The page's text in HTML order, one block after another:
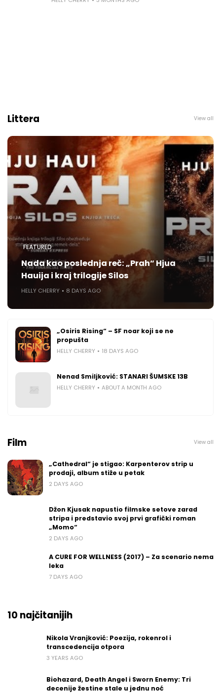
Littera View all
FEATURED
Nada kao poslednja reč: „Prah“ Hjua
Hauija i kraj trilogije Silos
HELLY CHERRY 8 DAYS AGO
„Osiris Rising“ – SF noar koji se ne
propušta
HELLY CHERRY 18 DAYS AGO
Nenad Smiljković: STANARI ŠUMSKE 13B
HELLY CHERRY ABOUT A MONTH AGO
Film View all
„Cathedral“ je stigao: Karpenterov strip u
prodaji, album stiže u petak
2 DAYS AGO
Džon Kjusak napustio filmske setove zarad
stripa i predstavio svoj prvi grafički roman
„Momo“
2 DAYS AGO
A CURE FOR WELLNESS (2017) – Za scenario nema
leka
7 DAYS AGO
10 najčitanijih
Nikola Vranjković: Poezija, rokenrol i
transcedencija otpora
3 YEARS AGO
Biohazard, Death Angel i Sworn Enemy: Tri
decenije žestine stale u jednu noć